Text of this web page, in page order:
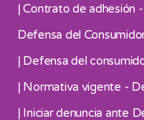
| Contrato de adhesión
Defensa del
| Defensa del
| Normativa vigente -
| Iniciar denuncia ante